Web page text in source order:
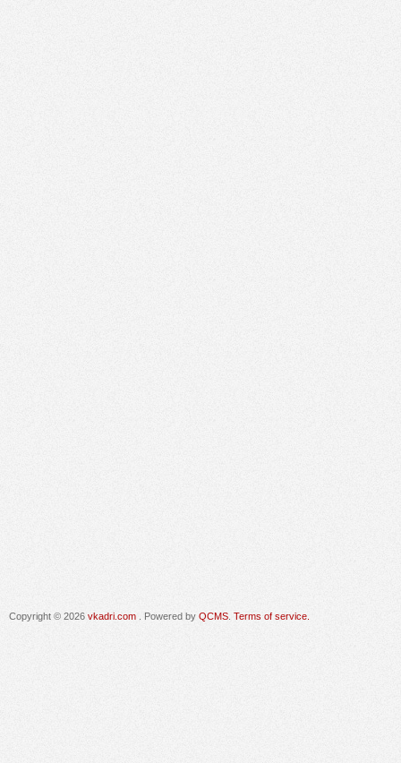
Copyright © 2026 vkadri.com . Powered by QCMS Terms of service.